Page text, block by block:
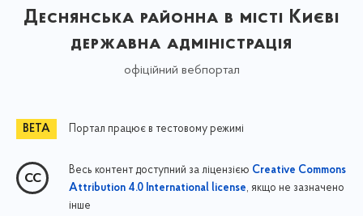
Деснянська районна в місті Києві
державна адміністрація
офіційний вебпортал
Портал працює в тестовому режимі
Весь контент доступний за ліцензією Creative Commons
Attribution 4.0 International license, якщо не зазначено
інше